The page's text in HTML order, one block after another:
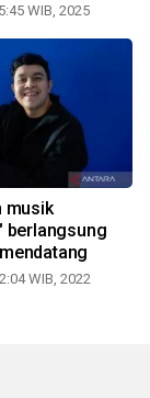
WIB, 2025
musik
berlangsung
WIB, 2022